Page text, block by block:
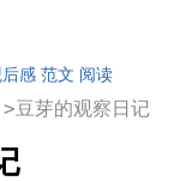
感 范文 阅读
>豆芽的观察日记